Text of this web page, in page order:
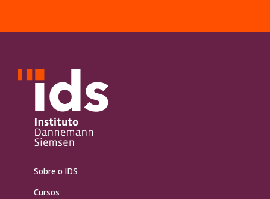
Sobre o IDS
Cursos